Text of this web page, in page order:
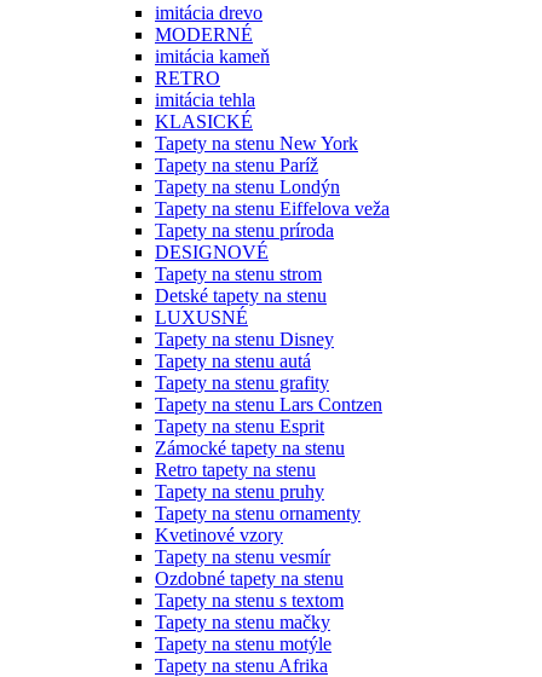
imitácia drevo
MODERNÉ
imitácia kameň
RETRO
imitácia tehla
KLASICKÉ
Tapety na stenu New York
Tapety na stenu Paríž
Tapety na stenu Londýn
Tapety na stenu Eiffelova veža
Tapety na stenu príroda
DESIGNOVÉ
Tapety na stenu strom
Detské tapety na stenu
LUXUSNÉ
Tapety na stenu Disney
Tapety na stenu autá
Tapety na stenu grafity
Tapety na stenu Lars Contzen
Tapety na stenu Esprit
Zámocké tapety na stenu
Retro tapety na stenu
Tapety na stenu pruhy
Tapety na stenu ornamenty
Kvetinové vzory
Tapety na stenu vesmír
Ozdobné tapety na stenu
Tapety na stenu s textom
Tapety na stenu mačky
Tapety na stenu motýle
Tapety na stenu Afrika